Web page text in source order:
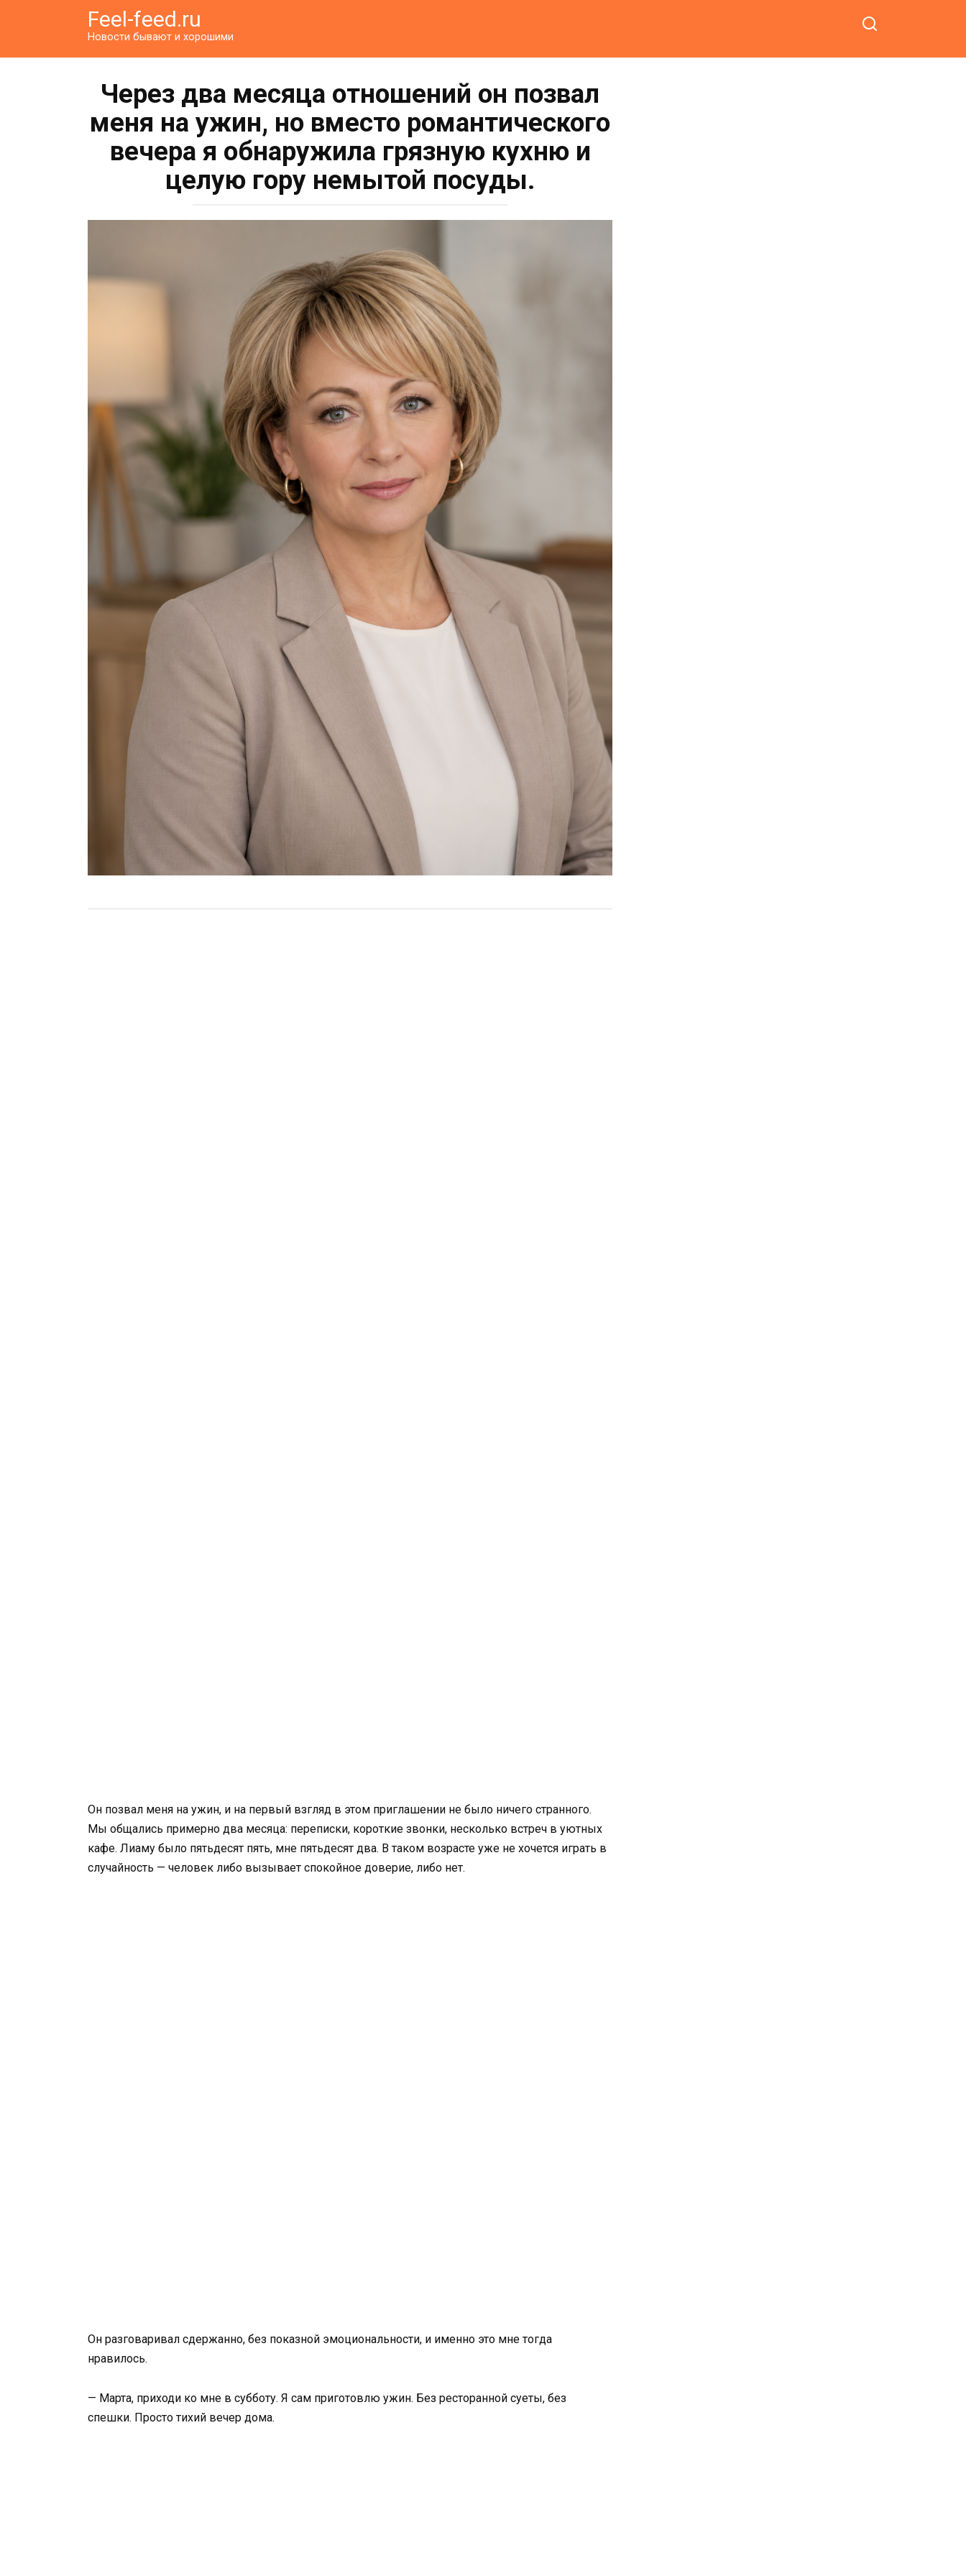
Feel-feed.ru
Новости бывают и хорошими
Через два месяца отношений он позвал
меня на ужин, но вместо романтического
вечера я обнаружила грязную кухню и
целую гору немытой посуды.
Он позвал меня на ужин, и на первый взгляд в этом приглашении не было ничего странного.
Мы общались примерно два месяца: переписки, короткие звонки, несколько встреч в уютных
кафе. Лиаму было пятьдесят пять, мне пятьдесят два. В таком возрасте уже не хочется играть в
случайность — человек либо вызывает спокойное доверие, либо нет.
Он разговаривал сдержанно, без показной эмоциональности, и именно это мне тогда
нравилось.
— Марта, приходи ко мне в субботу. Я сам приготовлю ужин. Без ресторанной суеты, без
спешки. Просто тихий вечер дома.